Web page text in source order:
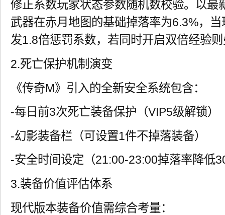
修正系数玩家状态参数随机数校验。以最
武器在赤月地图的基础掉落率为6.3%，
发1.8倍惩罚系数，若同时开启双倍经验
2.死亡保护机制演变
《传奇M》引入的全新安全系统包含：
-每日前3次死亡装备保护（VIP5级解锁）
-幻影装备栏（可设置1件不掉落装备）
-安全时间设定（21:00-23:00掉落率降低
3.装备价值评估体系
现代版本装备价值需综合考量：